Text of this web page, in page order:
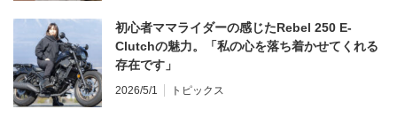
初心者ママライダーの感じたRebel 250 E-
Clutchの魅力。「私の心を落ち着かせてくれる
存在です」
2026/5/1 トピックス